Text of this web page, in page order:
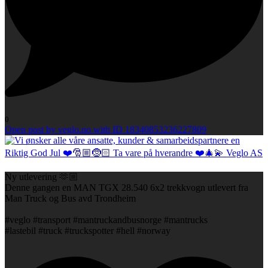
0
Open post by veglo.no with ID 18340853236227809
Ny utlevering 🫶🏼
Denne gangen en MAN TGX 28.540 6x2 trekkvogn utlevert fra
Man Truck og Bus avd Trondheim
#veglo #transport #mantruckandbusnorge #mantrucks
#lastebil #truck #truckspotter #hell #norway